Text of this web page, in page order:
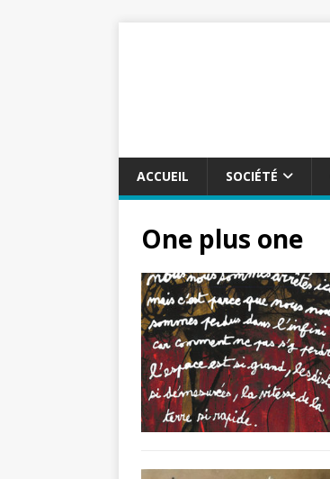
ACCUEIL SOCIÉTÉ
One plus one